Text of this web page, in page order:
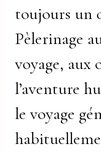
toujours un
Pèlerinage
voyage, aux
l’aventure
le voyage